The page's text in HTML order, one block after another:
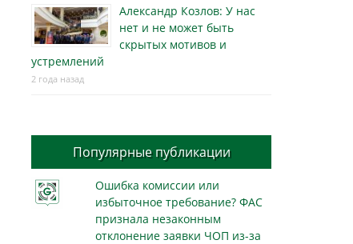
Александр Козлов: У нас
нет и не может быть
скрытых мотивов и
устремлений
2 года назад
Популярные публикации
Ошибка комиссии или
избыточное требование? ФАС
признала незаконным
отклонение заявки ЧОП из-за